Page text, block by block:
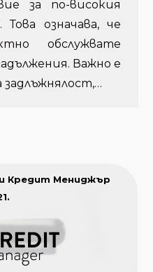
за по-високия
означава, че
обслужвате
Важно е
Кредит Мениджър